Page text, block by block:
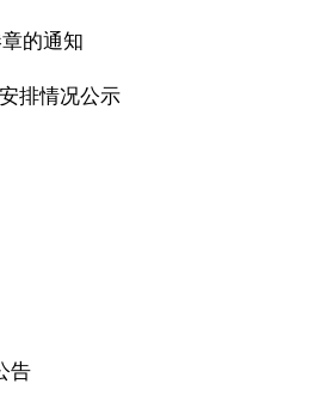
的通知
排情况公示
告